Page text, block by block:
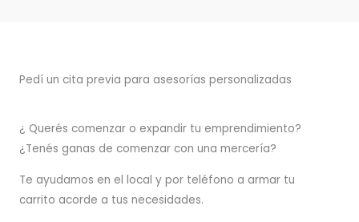
Pedí un cita previa para asesorías personalizadas
¿ Querés comenzar o expandir tu emprendimiento?
¿Tenés ganas de comenzar con una mercería?
Te ayudamos en el local y por teléfono a armar tu
carrito acorde a tus necesidades.